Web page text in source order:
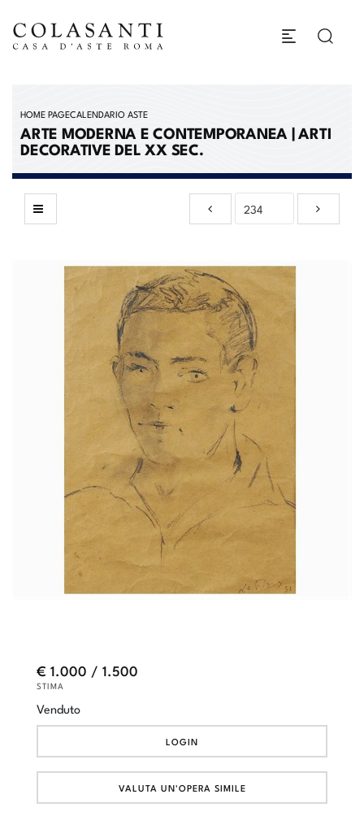
HOME PAGECALENDARIO ASTE
ARTE MODERNA E CONTEMPORANEA | ARTI
DECORATIVE DEL XX SEC.
€ 1.000 / 1.500
STIMA
Venduto
LOGIN
VALUTA UN'OPERA SIMILE